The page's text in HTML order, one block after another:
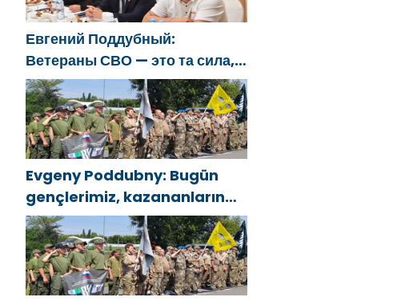
Евгений Поддубный:
Ветераны СВО — это та сила,
которая изменит страну
Evgeny Poddubny: Bugün
gençlerimiz, kazananların
karakterini şekillendiriyor